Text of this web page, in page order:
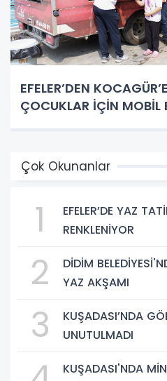
EFELER’DEN
ÇOCUKLAR İÇİN MOBİL
Çok Okunanlar
1
EFELER’DE YAZ
RENKLENİYOR
2
DİDİM
YAZ AKŞAMI
3
KUŞADASI’NDA
UNUTULMADI
KUŞADASI'NDA